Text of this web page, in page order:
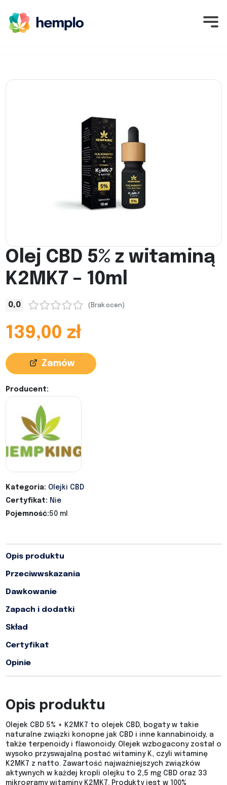
Olej CBD 5% z witaminą
K2MK7 – 10ml
0,0 (Brak ocen)
139,00 zł
Zamów
Producent:
Kategoria: Olejki CBD
Certyfikat: Nie
Pojemność:50 ml
Opis produktu
Przeciwwskazania
Dawkowanie
Zapach i dodatki
Skład
Certyfikat
Opinie
Opis produktu
Olejek CBD 5% + K2MK7 to olejek CBD, bogaty w takie
naturalne związki konopne jak CBD i inne kannabinoidy, a
także terpenoidy i flawonoidy. Olejek wzbogacony został o
wysoko przyswajalną postać witaminy K, czyli witaminę
K2MK7 z natto. Zawartość najważniejszych związków
aktywnych w każdej kropli olejku to 2,5 mg CBD oraz 33
mikrogramy witaminy K2MK7. Produkty jest w 100%